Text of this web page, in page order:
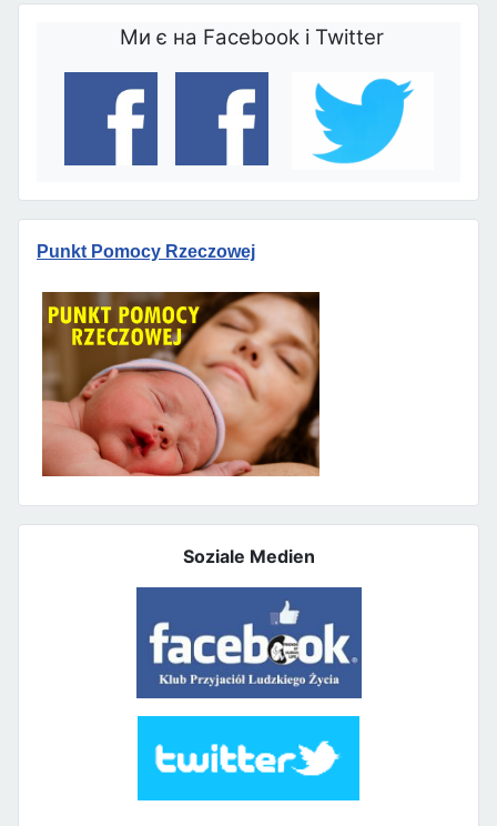
Ми є на Facebook і Twitter
Punkt Pomocy Rzeczowej
Soziale Medien